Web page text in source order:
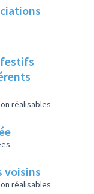
réalisables
voisins
réalisables